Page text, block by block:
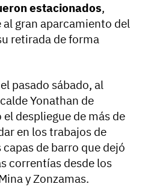
estacionados,
gran aparcamiento del
retirada de forma
pasado sábado, al
Yonathan de
despliegue de más de
en los trabajos de
de barro que dejó
correntías desde los
y Zonzamas.